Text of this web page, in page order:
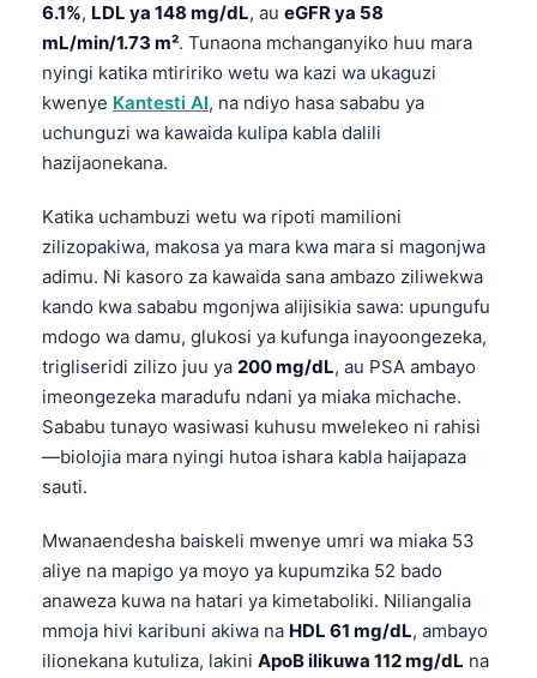
6.1%, LDL ya 148 mg/dL, au eGFR ya 58
mL/min/1.73 m². Tunaona mchanganyiko huu mara
nyingi katika mtiririko wetu wa kazi wa ukaguzi
kwenye Kantesti AI, na ndiyo hasa sababu ya
uchunguzi wa kawaida kulipa kabla dalili
hazijaonekana.
Katika uchambuzi wetu wa ripoti mamilioni
zilizopakiwa, makosa ya mara kwa mara si magonjwa
adimu. Ni kasoro za kawaida sana ambazo ziliwekwa
kando kwa sababu mgonjwa alijisikia sawa: upungufu
mdogo wa damu, glukosi ya kufunga inayoongezeka,
trigliseridi zilizo juu ya 200 mg/dL, au PSA ambayo
imeongezeka maradufu ndani ya miaka michache.
Sababu tunayo wasiwasi kuhusu mwelekeo ni rahisi
—biolojia mara nyingi hutoa ishara kabla haijapaza
sauti.
Mwanaendesha baiskeli mwenye umri wa miaka 53
aliye na mapigo ya moyo ya kupumzika 52 bado
anaweza kuwa na hatari ya kimetaboliki. Niliangalia
mmoja hivi karibuni akiwa na HDL 61 mg/dL, ambayo
ilionekana kutuliza, lakini ApoB ilikuwa 112 mg/dL na